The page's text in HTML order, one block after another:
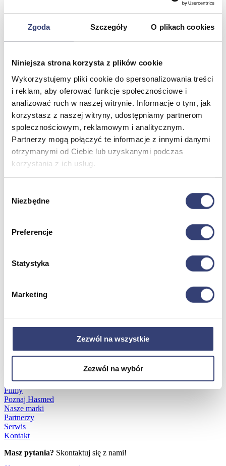
Zgoda Szczegóły O plikach cookies
Niniejsza strona korzysta z plików cookie
Wykorzystujemy pliki cookie do spersonalizowania treści
i reklam, aby oferować funkcje społecznościowe i
analizować ruch w naszej witrynie. Informacje o tym, jak
korzystasz z naszej witryny, udostępniamy partnerom
społecznościowym, reklamowym i analitycznym.
Partnerzy mogą połączyć te informacje z innymi danymi
otrzymanymi od Ciebie lub uzyskanymi podczas
korzystania z ich usług.
zgody
Niezbędne
Preferencje
Statystyka
Marketing
Zezwól na wszystkie
Zezwól na wybór
Wróć
Kozetki
Parawany
Fotele
Zobacz wszystko
Spa & Wellness
Wróć
Fotele do masażu
Urządzenia
Wróć
Wynajem
Robotyka w rehabilitacji
Dofinansowania
Filmy
Poznaj Hasmed
Nasze marki
Partnerzy
Serwis
Kontakt
Masz pytania? Skontaktuj się z nami!